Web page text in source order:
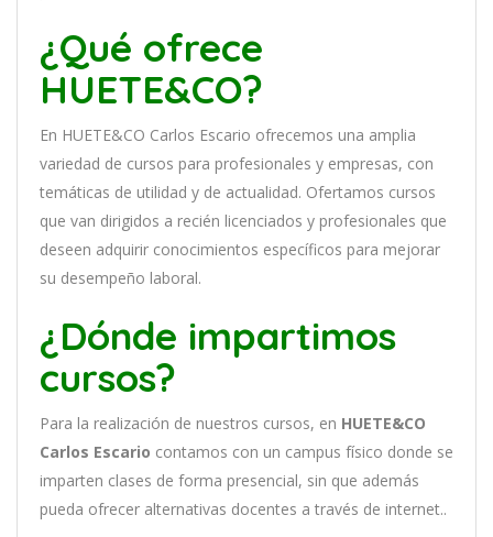
¿Qué ofrece
HUETE&CO?
En HUETE&CO Carlos Escario ofrecemos una amplia
variedad de cursos para profesionales y empresas, con
temáticas de utilidad y de actualidad. Ofertamos cursos
que van dirigidos a recién licenciados y profesionales que
deseen adquirir conocimientos específicos para mejorar
su desempeño laboral.
¿Dónde impartimos
cursos?
Para la realización de nuestros cursos, en HUETE&CO
Carlos Escario contamos con un campus físico donde se
imparten clases de forma presencial, sin que además
pueda ofrecer alternativas docentes a través de internet..